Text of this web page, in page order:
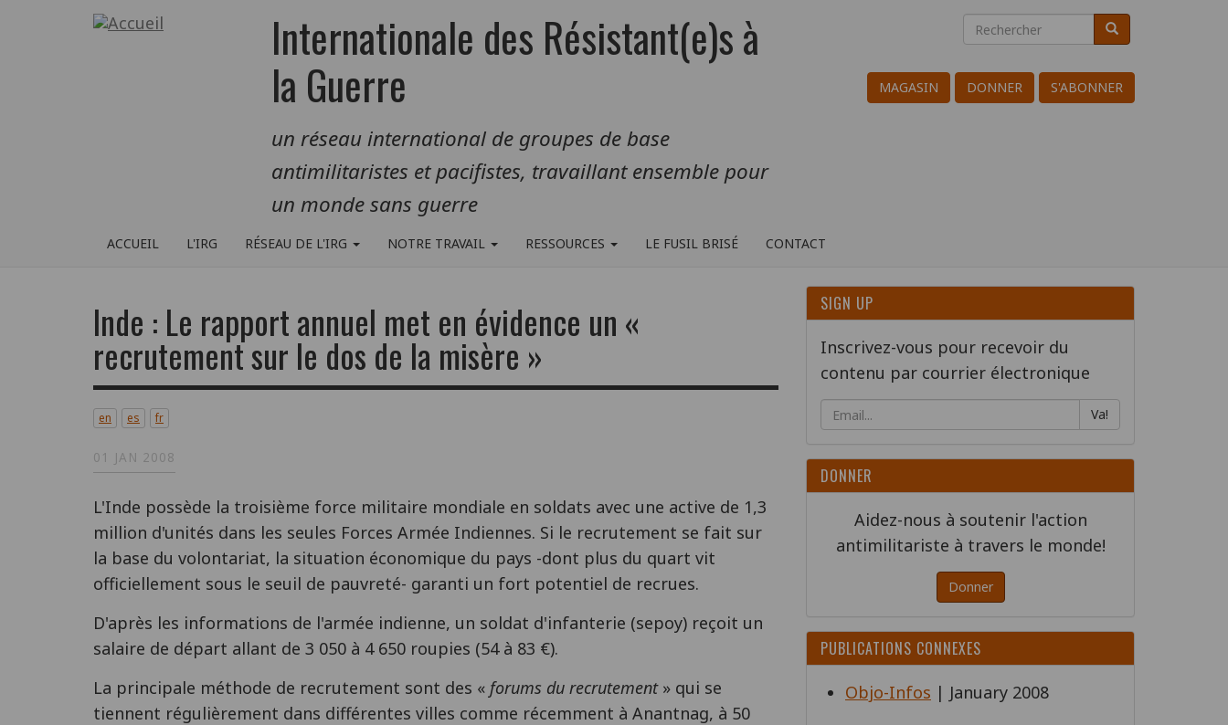
Internationale des Résistant(e)s à
la Guerre
un réseau international de groupes de base
antimilitaristes et pacifistes, travaillant ensemble pour
un monde sans guerre
Search
Rechercher Rechercher
MAGASIN DONNER S'ABONNER
ACCUEIL L'IRG RÉSEAU DE L'IRG NOTRE TRAVAIL RESSOURCES LE FUSIL BRISÉ CONTACT
Inde : Le rapport annuel met en évidence un «
recrutement sur le dos de la misère »
en es fr
01 JAN 2008
L'Inde possède la troisième force militaire mondiale en soldats avec une active de 1,3
million d'unités dans les seules Forces Armée Indiennes. Si le recrutement se fait sur
la base du volontariat, la situation économique du pays -dont plus du quart vit
officiellement sous le seuil de pauvreté- garanti un fort potentiel de recrues.
D'après les informations de l'armée indienne, un soldat d'infanterie (sepoy) reçoit un
salaire de départ allant de 3 050 à 4 650 roupies (54 à 83 €).
La principale méthode de recrutement sont des « forums du recrutement» qui se
tiennent régulièrement dans différentes villes comme récemment à Anantnag, à 50
SIGN UP
Inscrivez-vous pour recevoir du
contenu par courrier électronique
Va!
DONNER
Aidez-nous à soutenir l'action
antimilitariste à travers le monde!
Donner
PUBLICATIONS CONNEXES
Objo-Infos | January 2008